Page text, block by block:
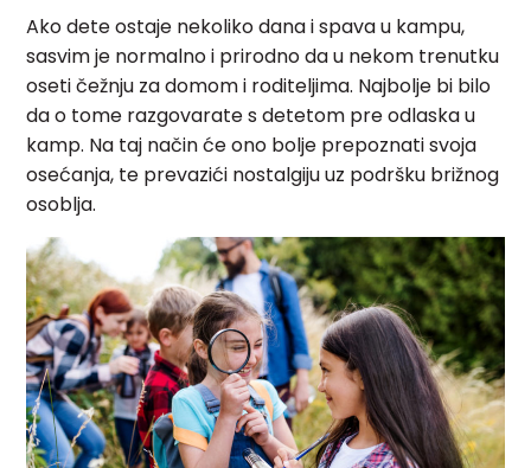
Ako dete ostaje nekoliko dana i spava u kampu,
sasvim je normalno i prirodno da u nekom trenutku
oseti čežnju za domom i roditeljima. Najbolje bi bilo
da o tome razgovarate s detetom pre odlaska u
kamp. Na taj način će ono bolje prepoznati svoja
osećanja, te prevazići nostalgiju uz podršku brižnog
osoblja.